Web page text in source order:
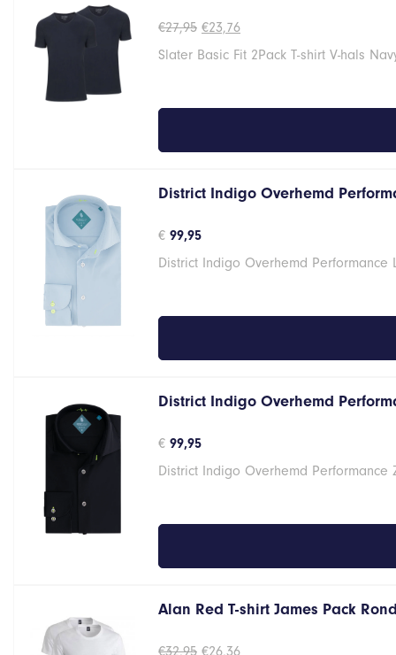
€27,95 Oorspronkelijke
was:
€23,76Huidige
is:
Slater Basic Fit 2Pack T-shirt V-hals
District Indigo Overhemd
€ 99,95
District Indigo Overhemd Performance
District Indigo Overhemd
€ 99,95
District Indigo Overhemd Performance
Alan Red T-shirt James Pack
€32,95 Oorspronkelijke
€26,36Huidige